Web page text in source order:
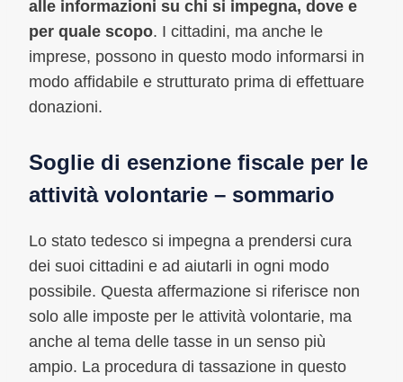
alle informazioni su chi si impegna, dove e
per quale scopo. I cittadini, ma anche le
imprese, possono in questo modo informarsi in
modo affidabile e strutturato prima di effettuare
donazioni.
Soglie di esenzione fiscale per le
attività volontarie – sommario
Lo stato tedesco si impegna a prendersi cura
dei suoi cittadini e ad aiutarli in ogni modo
possibile. Questa affermazione si riferisce non
solo alle imposte per le attività volontarie, ma
anche al tema delle tasse in un senso più
ampio. La procedura di tassazione in questo